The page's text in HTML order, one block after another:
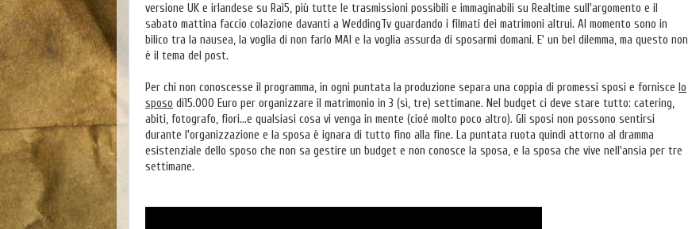
versione UK e irlandese su Rai5, più tutte le trasmissioni possibili e immaginabili su Realtime sull'argomento e il
sabato mattina faccio colazione davanti a WeddingTv guardando i filmati dei matrimoni altrui. Al momento sono in
bilico tra la nausea, la voglia di non farlo MAI e la voglia assurda di sposarmi domani. E' un bel dilemma, ma questo non
è il tema del post.
Per chi non conoscesse il programma, in ogni puntata la produzione separa una coppia di promessi sposi e fornisce lo
sposo di15.000 Euro per organizzare il matrimonio in 3 (sì, tre) settimane. Nel budget ci deve stare tutto: catering,
abiti, fotografo, fiori...e qualsiasi cosa vi venga in mente (cioé molto poco altro). Gli sposi non possono sentirsi
durante l'organizzazione e la sposa è ignara di tutto fino alla fine. La puntata ruota quindi attorno al dramma
esistenziale dello sposo che non sa gestire un budget e non conosce la sposa, e la sposa che vive nell'ansia per tre
settimane.